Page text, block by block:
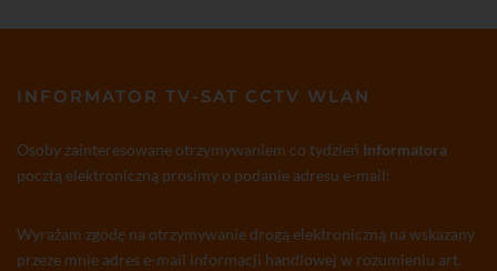
INFORMATOR TV-SAT CCTV WLAN
Osoby zainteresowane otrzymywaniem co tydzień Informatora
pocztą elektroniczną prosimy o podanie adresu e-mail:
Wyrażam zgodę na otrzymywanie drogą elektroniczną na wskazany
przeze mnie adres e-mail informacji handlowej w rozumieniu art.